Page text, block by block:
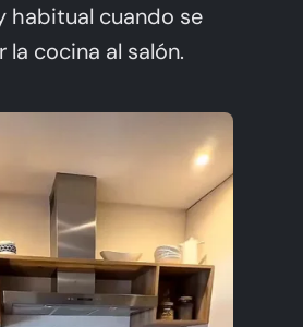
habitual cuando se
cocina al salón.